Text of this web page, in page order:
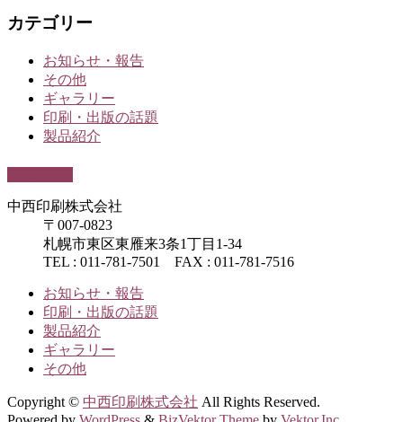
カテゴリー
お知らせ・報告
その他
ギャラリー
印刷・出版の話題
製品紹介
中西印刷株式会社
〒007-0823
札幌市東区東雁来3条1丁目1-34
TEL : 011-781-7501 FAX : 011-781-7516
お知らせ・報告
印刷・出版の話題
製品紹介
ギャラリー
その他
Copyright © 中西印刷株式会社 All Rights Reserved.